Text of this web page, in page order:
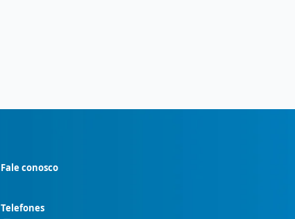
Fale conosco
Telefones